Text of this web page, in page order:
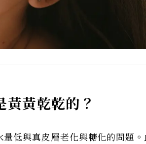
黃乾乾的？
低與真皮層老化與糖化的問題